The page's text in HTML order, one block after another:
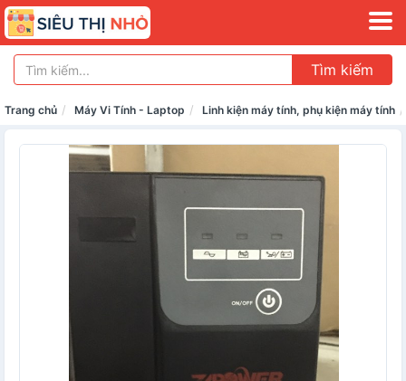
Tìm kiếm
Trang chủ Máy Vi Tính - Laptop Linh kiện máy tính, phụ kiện máy tính